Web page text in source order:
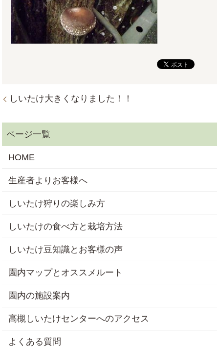
しいたけ大きくなりました！！
HOME
生産者よりお客様へ
しいたけ狩りの楽しみ方
しいたけの食べ方と栽培方法
しいたけ豆知識とお客様の声
園内マップとオススメルート
園内の施設案内
高槻しいたけセンターへのアクセス
よくある質問